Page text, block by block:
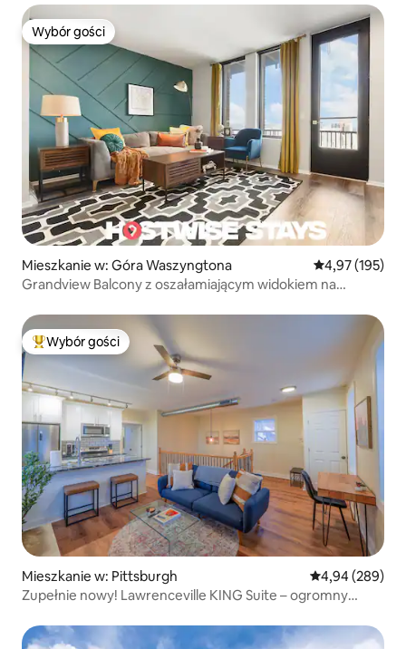
Wybór gości
Wybór gości
Mieszkanie w: Góra Waszyngtona Średnia
4,97 (195)
Grandview Balcony z oszałamiającym widokiem na
Najpopularniejsze z kategorii Wybór gości
Wybór gości
Mieszkanie w: Pittsburgh Średnia
4,94 (289)
Zupełnie nowy! Lawrenceville KING Suite – ogromny